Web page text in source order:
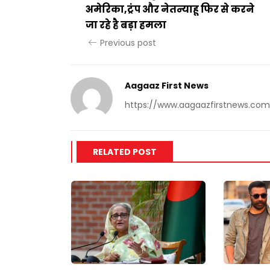
अमेरिका,ट्रंप और नेतन्याहू फिर से करने
जा रहे है बड़ा हमला
Previous post
Aagaaz First News
https://
RELATED POST